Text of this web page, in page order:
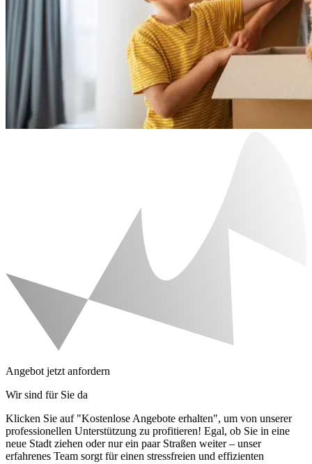
Angebot jetzt anfordern
Wir sind für Sie da
Klicken Sie auf "Kostenlose Angebote erhalten", um von unserer
professionellen Unterstützung zu profitieren! Egal, ob Sie in eine
neue Stadt ziehen oder nur ein paar Straßen weiter – unser
erfahrenes Team sorgt für einen stressfreien und effizienten